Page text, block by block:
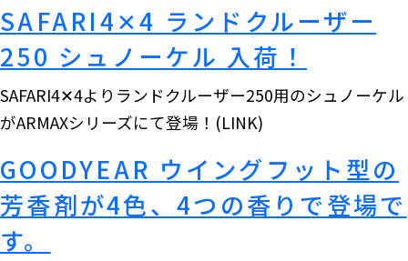
を
予
約
販
売
始
し
マ
ド
(JC74W)
の
イ
ド
ス
ー
ト
画
あ
り!
話
題
SAFARI4✕4 ランドクルーザー
250 シュノーケル 入荷！
SAFARI4✕4よりランドクルーザー250用のシュノーケル
がARMAXシリーズにて登場！(LINK)
GOODYEAR ウイングフット型の
芳香剤が4色、4つの香りで登場で
す。